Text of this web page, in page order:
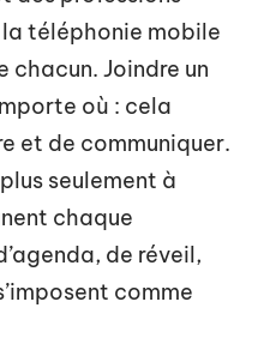
téléphonie mobile
chacun. Joindre un
où : cela
et de communiquer.
seulement à
chaque
de réveil,
comme